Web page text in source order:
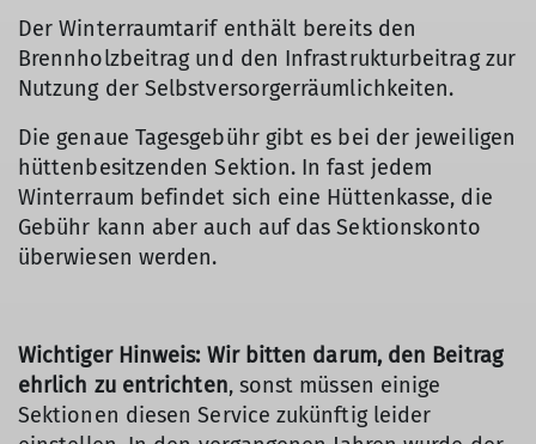
Der Winterraumtarif enthält bereits den
Brennholzbeitrag und den Infrastrukturbeitrag zur
Nutzung der Selbstversorgerräumlichkeiten.
Die genaue Tagesgebühr gibt es bei der jeweiligen
hüttenbesitzenden Sektion. In fast jedem
Winterraum befindet sich eine Hüttenkasse, die
Gebühr kann aber auch auf das Sektionskonto
überwiesen werden.
Wichtiger Hinweis: Wir bitten darum, den Beitrag
ehrlich zu entrichten, sonst müssen einige
Sektionen diesen Service zukünftig leider